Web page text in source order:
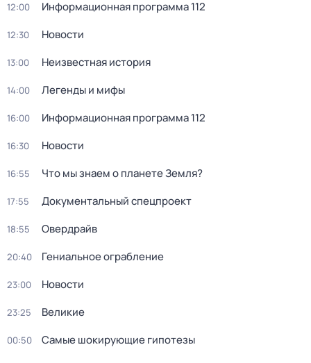
12:00 Информационная программа 112
12:30 Новости
13:00 Неизвестная история
14:00 Легенды и мифы
16:00 Информационная программа 112
16:30 Новости
16:55 Что мы знаем о планете Земля?
17:55 Документальный спецпроект
18:55 Овердрайв
20:40 Гениальное ограбление
23:00 Новости
23:25 Великие
00:50 Самые шoкиpующие гипотезы